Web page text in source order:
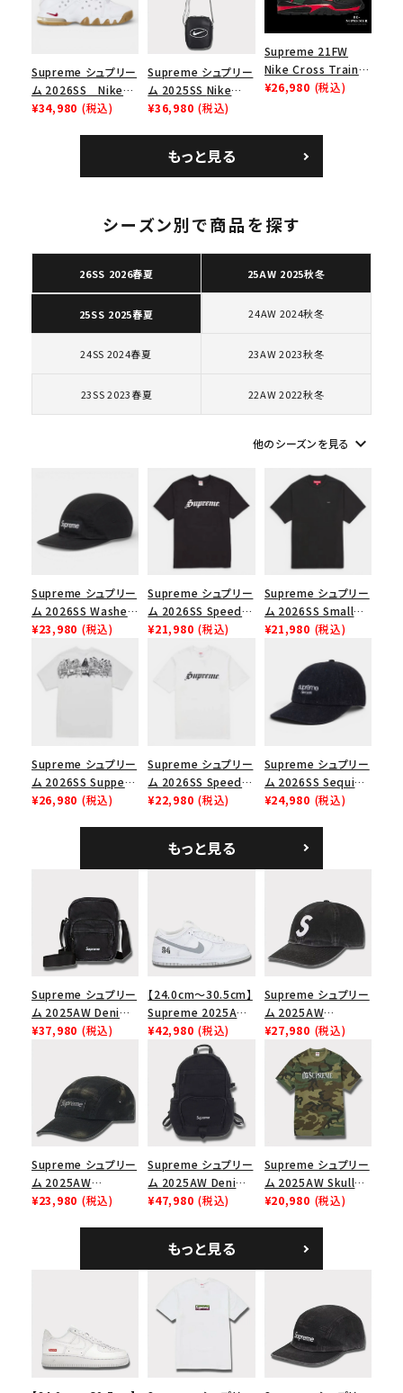
キーワードから探す
2025AW 2025SS
Tシャツ・ロングスリーブ
キャップ・ハット
パーカー・クルーネック
カテゴリーから探す
コラボレーションブランドから探す
シーズンから探す
円 ～
在庫のない商品を表示する
絞り込んで検索する
Supreme シュプリー
ム 2026SS Nike
SB Air Max 2 CB 94
¥34,980 (税込)
Supreme シュプリー
ム 2025SS Nike
Leather Shoulder
ク 黒
¥36,980 (税込)
Supreme 21FW
Nike Cross Trainer
Low ナイキクロスト
¥26,980 (税込)
もっと見る
シーズン別で商品を探す
26SS 2026春夏 25AW 2025秋冬
25SS 2025春夏 24AW 2024秋冬
24SS 2024春夏 23AW 2023秋冬
23SS 2023春夏 22AW 2022秋冬
他のシーズンを見る keyboard_arrow_down
Supreme シュプリー
ム 2026SS Washed
Chino Twill Camp
Cap ウォッシュド チ
ノツイル キャンプキャ
ップ ブラック
¥23,980 (税込)
Supreme シュプリー
ム 2026SS Speed
Tee スピードTシャツ
¥21,980 (税込)
Supreme シュプリー
ム 2026SS Small
Box Tee スモールボ
¥21,980 (税込)
Supreme シュプリー
ム 2026SS Supper
Tee サパーTシャツ
¥26,980 (税込)
Supreme シュプリー
ム 2026SS Speed
Tee スピードTシャツ
¥22,980 (税込)
Supreme シュプリー
ム 2026SS Sequin
Denim Classic
シックロゴ 6パネルキ
ャップ ブラック
¥24,980 (税込)
もっと見る
Supreme シュプリー
ム 2025AW Denim
Shoulder Bag デニ
¥37,980 (税込)
【24.0cm～30.5cm】
Supreme 2025AW
Nike SB Dunk Low
ナイキ SB ダンク ロ
ー スニーカー ホワイ
¥42,980 (税込)
Supreme シュプリー
ム 2025AW
Pigment Coated
2-Tone S Logo 6-
Panel Cap ピグメン
トコーテッド 2トーン
エスロゴ 6パネルキャ
ップ ブラック
¥27,980 (税込)
Supreme シュプリー
ム 2025AW
Overdyed Camp
¥23,980 (税込)
Supreme シュプリー
ム 2025AW Denim
Backpack デニム バ
¥47,980 (税込)
Supreme シュプリー
ム 2025AW Skull
Tee スカル Tシャ
¥20,980 (税込)
もっと見る